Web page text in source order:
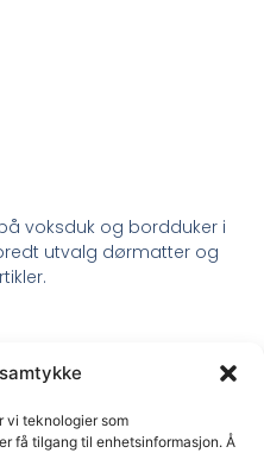
vi teknologier som
få tilgang til enhetsinformasjon. Å
voksduk og bordduker i
utvalg dørmatter og